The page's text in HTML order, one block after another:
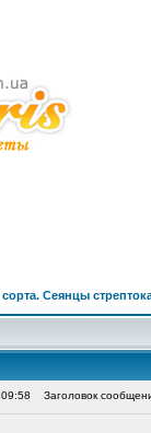
Сеянцы
Заголовок